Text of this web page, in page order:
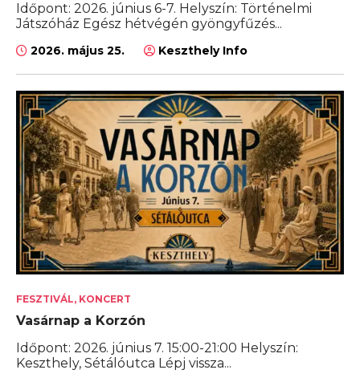
Időpont: 2026. június 6-7. Helyszín: Történelmi
Játszóház Egész hétvégén gyöngyfűzés...
2026. május 25. Keszthely Info
FESZTIVÁL, KONCERT
Vasárnap a Korzón
Időpont: 2026. június 7. 15:00-21:00 Helyszín:
Keszthely, Sétálóutca Lépj vissza...